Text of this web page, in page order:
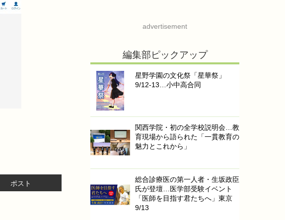
ポスト
advertisement
編集部ピックアップ
星野学園の文化祭「星華祭」
9/12-13…小中高合同
関西学院・初の全学校説明会…教
育現場から語られた「一貫教育の
魅力とこれから」
総合診療医の第一人者・生坂政臣
氏が登壇…医学部受験イベント
「医師を目指す君たちへ」東京
9/13